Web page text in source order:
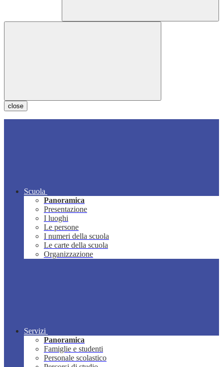
close
Scuola
Panoramica
Presentazione
I luoghi
Le persone
I numeri della scuola
Le carte della scuola
Organizzazione
Servizi
Panoramica
Famiglie e studenti
Personale scolastico